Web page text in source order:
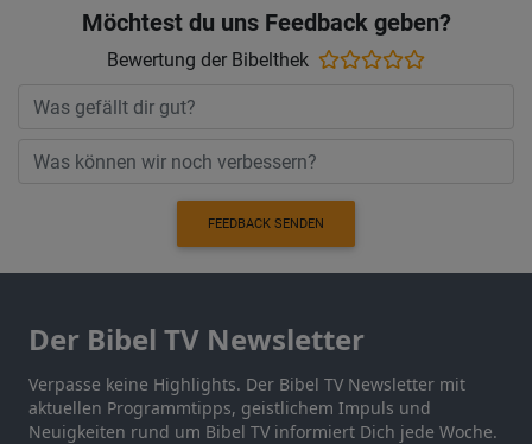
Möchtest du uns Feedback geben?
Bewertung der Bibelthek
FEEDBACK SENDEN
Der Bibel TV Newsletter
Verpasse keine Highlights. Der Bibel TV Newsletter mit
aktuellen Programmtipps, geistlichem Impuls und
Neuigkeiten rund um Bibel TV informiert Dich jede Woche.